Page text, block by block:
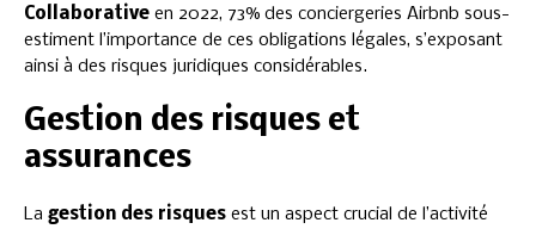
Collaborative en 2022, 73% des conciergeries Airbnb sous-
estiment l’importance de ces obligations légales, s’exposant
ainsi à des risques juridiques considérables.
Gestion des risques et
assurances
La gestion des risques est un aspect crucial de l’activité